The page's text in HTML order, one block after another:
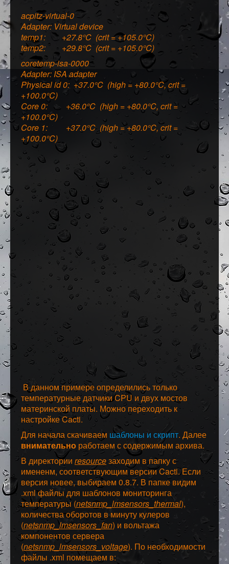
acpitz-virtual-0
Adapter: Virtual device
temp1: +27.8°C (crit = +105.0°C)
temp2: +29.8°C (crit = +105.0°C)
coretemp-isa-0000
Adapter: ISA adapter
Physical id 0: +37.0°C (high = +80.0°C, crit =
+100.0°C)
Core 0: +36.0°C (high = +80.0°C, crit =
+100.0°C)
Core 1: +37.0°C (high = +80.0°C, crit =
+100.0°C)
В данном примере определились только
температурные датчики CPU и двух мостов
материнской платы. Можно переходить к
настройке Cacti.
Для начала скачиваем шаблоны и скрипт. Далее
внимательно работаем с содержимым архива.
В директории resourceзаходим в папку с
имененм, соответствующим версии Cacti. Если
версия новее, выбираем 0.8.7. В папке видим
.xml файлы для шаблонов мониторинга
температуры (netsnmp_lmsensors_thermal),
количества оборотов в минуту кулеров
(netsnmp_lmsensors_fan) и вольтажа
компонентов сервера
(netsnmp_lmsensors_voltage). По необходимости
файлы .xml помещаем в: